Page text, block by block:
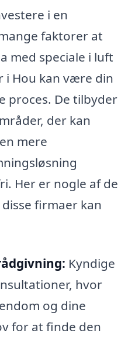
i en
faktorer at
med speciale i luft
i Hou kan være din
proces. De tilbyder
der kan
mere
Her er nogle af de
firmaer kan
Kyndige
hvor
og dine
for at finde den